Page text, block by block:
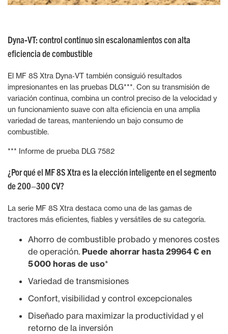
Dyna‑VT: control continuo sin escalonamientos con alta
eficiencia de combustible
El MF 8S Xtra Dyna‑VT también consiguió resultados
impresionantes en las pruebas DLG***. Con su transmisión de
variación continua, combina un control preciso de la velocidad y
un funcionamiento suave con alta eficiencia en una amplia
variedad de tareas, manteniendo un bajo consumo de
combustible.
*** Informe de prueba DLG 7582
¿Por qué el MF 8S Xtra es la elección inteligente en el segmento
de 200–300 CV?
La serie MF 8S Xtra destaca como una de las gamas de
tractores más eficientes, fiables y versátiles de su categoría.
Ahorro de combustible probado y menores costes
de operación. Puede ahorrar hasta 29964 € en
5 000 horas de uso*
Variedad de transmisiones
Confort, visibilidad y control excepcionales
Diseñado para maximizar la productividad y el
retorno de la inversión